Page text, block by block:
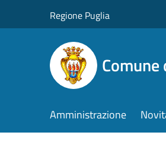
Regione Puglia
Amministrazione